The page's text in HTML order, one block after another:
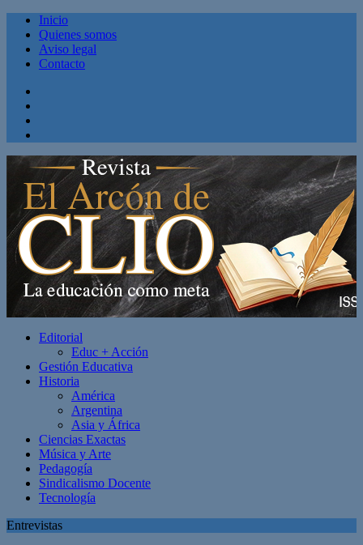
Inicio
Quienes somos
Aviso legal
Contacto
Editorial
Educ + Acción
Gestión Educativa
Historia
América
Argentina
Asia y África
Ciencias Exactas
Música y Arte
Pedagogía
Sindicalismo Docente
Tecnología
Entrevistas